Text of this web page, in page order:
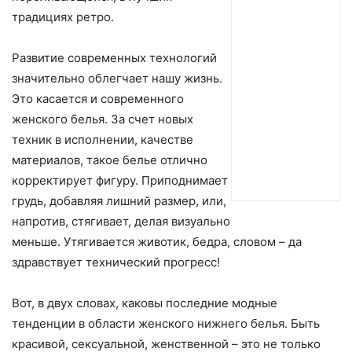
традициях ретро.
Развитие современных технологий
значительно облегчает нашу жизнь.
Это касается и современного
женского белья. За счет новых
техник в исполнении, качестве
материалов, такое белье отлично
корректирует фигуру. Приподнимает
грудь, добавляя лишний размер, или,
напротив, стягивает, делая визуально
меньше. Утягивается животик, бедра, словом – да
здравствует технический прогресс!
Вот, в двух словах, каковы последние модные
тенденции в области женского нижнего белья. Быть
красивой, сексуальной, женственной – это не только